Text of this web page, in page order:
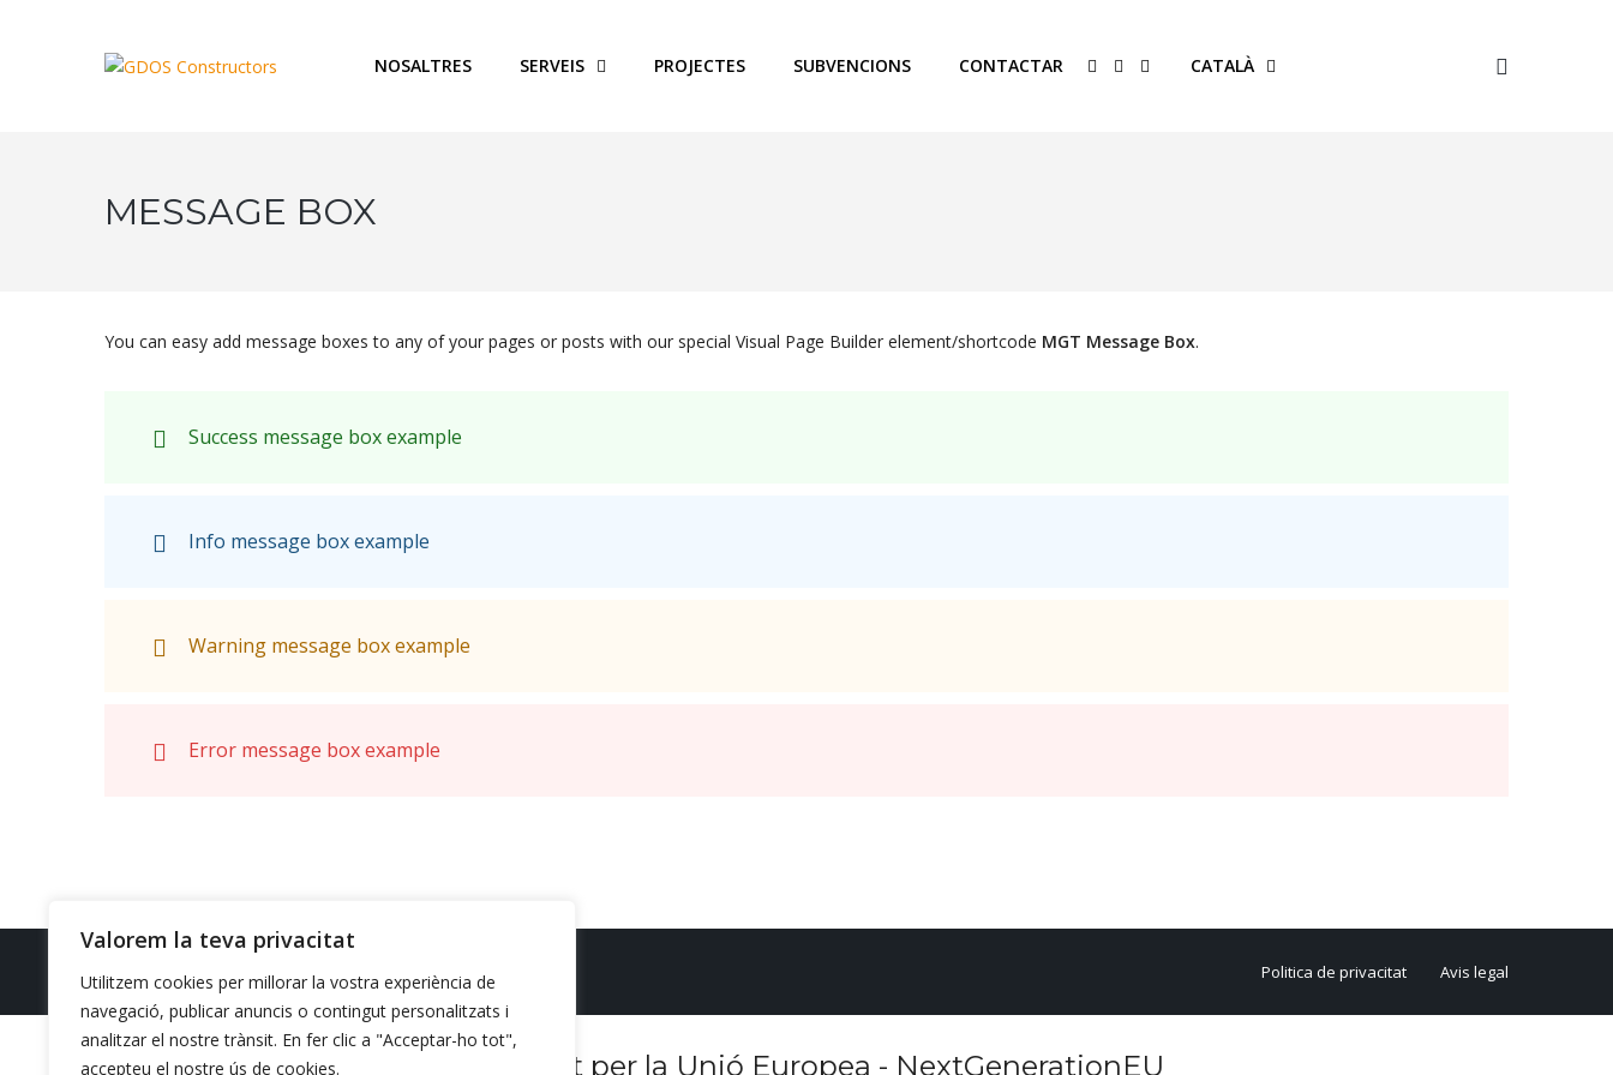
Valorem la teva privacitat
Utilitzem cookies per millorar la vostra experiència de
navegació, publicar anuncis o contingut personalitzats i
analitzar el nostre trànsit. En fer clic a "Acceptar-ho tot",
accepteu el nostre ús de cookies.
NOSALTRES SERVEIS PROJECTES SUBVENCIONS CONTACTAR CATALÀ
MESSAGE BOX
You can easy add message boxes to any of your pages or posts with our special Visual Page Builder element/shortcode MGT Message Box.
Success message box example
Info message box example
Warning message box example
Error message box example
Design/Hosting Batista10 Politica de privacitat Avis legal
Financiat per la Unió Europea - NextGenerationEU